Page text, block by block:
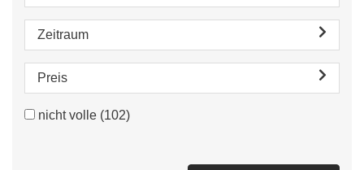
Zeitraum
Preis
nicht volle (102)